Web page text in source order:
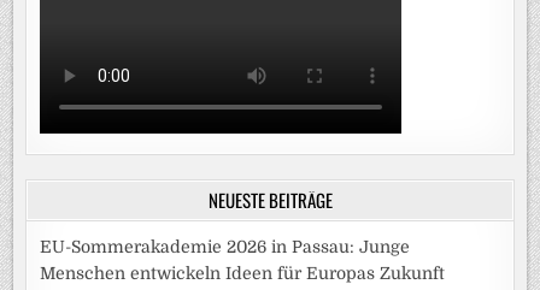
NEUESTE BEITRÄGE
EU-Sommerakademie 2026 in Passau: Junge
Menschen entwickeln Ideen für Europas Zukunft